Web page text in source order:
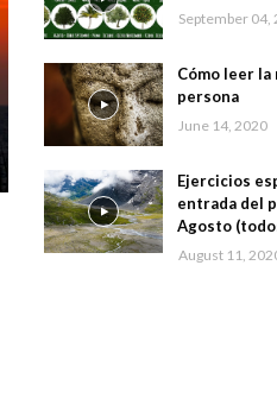
September 04,
Cómo leer la
persona
June 14, 2020
Ejercicios
entrada del
Agosto
August 11,